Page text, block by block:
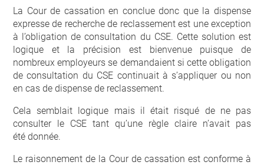
La Cour de cassation en conclue donc que la dispense
expresse de recherche de reclassement est une exception
à l’obligation de consultation du CSE. Cette solution est
logique et la précision est bienvenue puisque de
nombreux employeurs se demandaient si cette obligation
de consultation du CSE continuait à s’appliquer ou non
en cas de dispense de reclassement.
Cela semblait logique mais il était risqué de ne pas
consulter le CSE tant qu’une règle claire n’avait pas
été donnée.
Le raisonnement de la Cour de cassation est conforme à